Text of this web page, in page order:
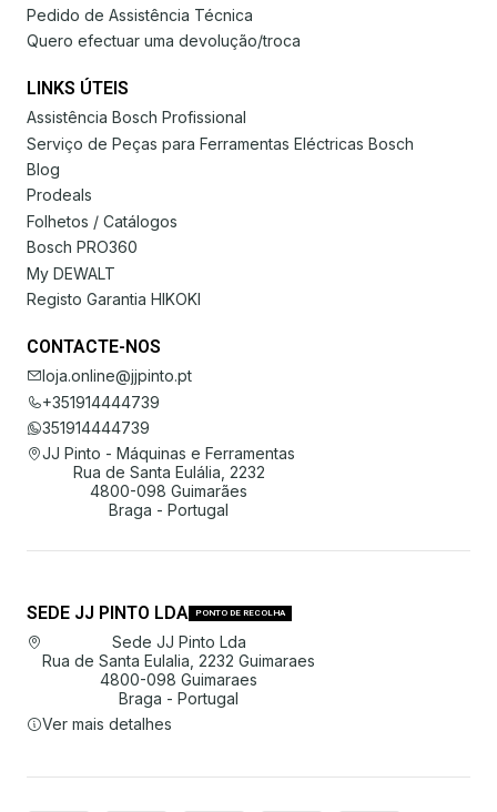
Pedido de Assistência Técnica
Quero efectuar uma devolução/troca
LINKS ÚTEIS
Assistência Bosch Profissional
Serviço de Peças para Ferramentas Eléctricas Bosch
Blog
Prodeals
Folhetos / Catálogos
Bosch PRO360
My DEWALT
Registo Garantia HIKOKI
CONTACTE-NOS
loja.online@jjpinto.pt
+351914444739
351914444739
JJ Pinto - Máquinas e Ferramentas
Rua de Santa Eulália, 2232
4800-098 Guimarães
Braga - Portugal
SEDE JJ PINTO LDA PONTO DE RECOLHA
Sede JJ Pinto Lda
Rua de Santa Eulalia, 2232 Guimaraes
4800-098 Guimaraes
Braga - Portugal
Ver mais detalhes